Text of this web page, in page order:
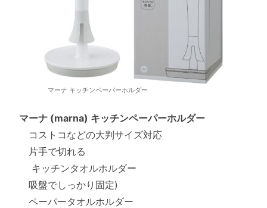
マーナ キッチンペーパーホルダー
マーナ (marna) キッチンペーパーホルダー
コストコなどの大判サイズ対応
片手で切れる
キッチンタオルホルダー
吸盤でしっかり固定)
ペーパータオルホルダー